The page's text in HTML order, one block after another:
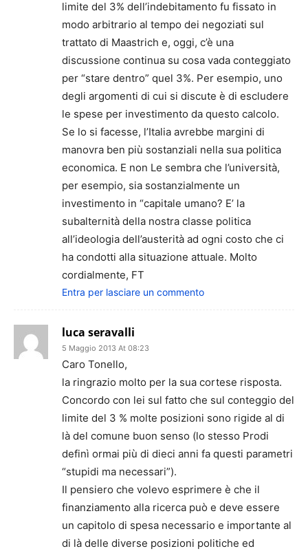
limite del 3% dell’indebitamento fu fissato in
modo arbitrario al tempo dei negoziati sul
trattato di Maastrich e, oggi, c’è una
discussione continua su cosa vada conteggiato
per “stare dentro” quel 3%. Per esempio, uno
degli argomenti di cui si discute è di escludere
le spese per investimento da questo calcolo.
Se lo si facesse, l’Italia avrebbe margini di
manovra ben più sostanziali nella sua politica
economica. E non Le sembra che l’università,
per esempio, sia sostanzialmente un
investimento in “capitale umano? E’ la
subalternità della nostra classe politica
all’ideologia dell’austerità ad ogni costo che ci
ha condotti alla situazione attuale. Molto
cordialmente, FT
Entra per lasciare un commento
luca seravalli
5 Maggio 2013 At 08:23
Caro Tonello,
la ringrazio molto per la sua cortese risposta.
Concordo con lei sul fatto che sul conteggio del
limite del 3 % molte posizioni sono rigide al di
là del comune buon senso (lo stesso Prodi
definì ormai più di dieci anni fa questi parametri
“stupidi ma necessari”).
Il pensiero che volevo esprimere è che il
finanziamento alla ricerca può e deve essere
un capitolo di spesa necessario e importante al
di là delle diverse posizioni politiche ed